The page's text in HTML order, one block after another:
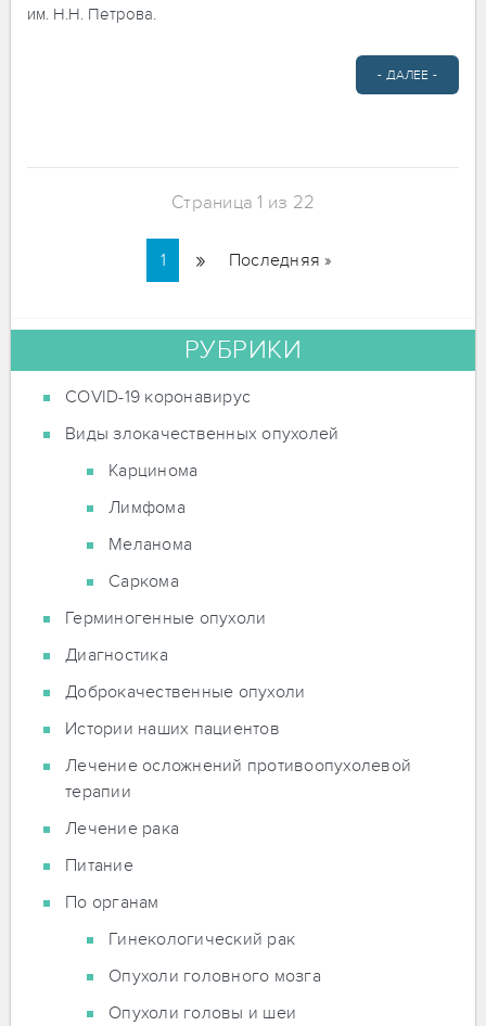
им. Н.Н. Петрова.
- ДАЛЕЕ -
Страница 1 из 22
1 » Последняя »
РУБРИКИ
COVID-19 коронавирус
Виды злокачественных опухолей
Карцинома
Лимфома
Меланома
Саркома
Герминогенные опухоли
Диагностика
Доброкачественные опухоли
Истории наших пациентов
Лечение осложнений противоопухолевой
терапии
Лечение рака
Питание
По органам
Гинекологический рак
Опухоли головного мозга
Опухоли головы и шеи